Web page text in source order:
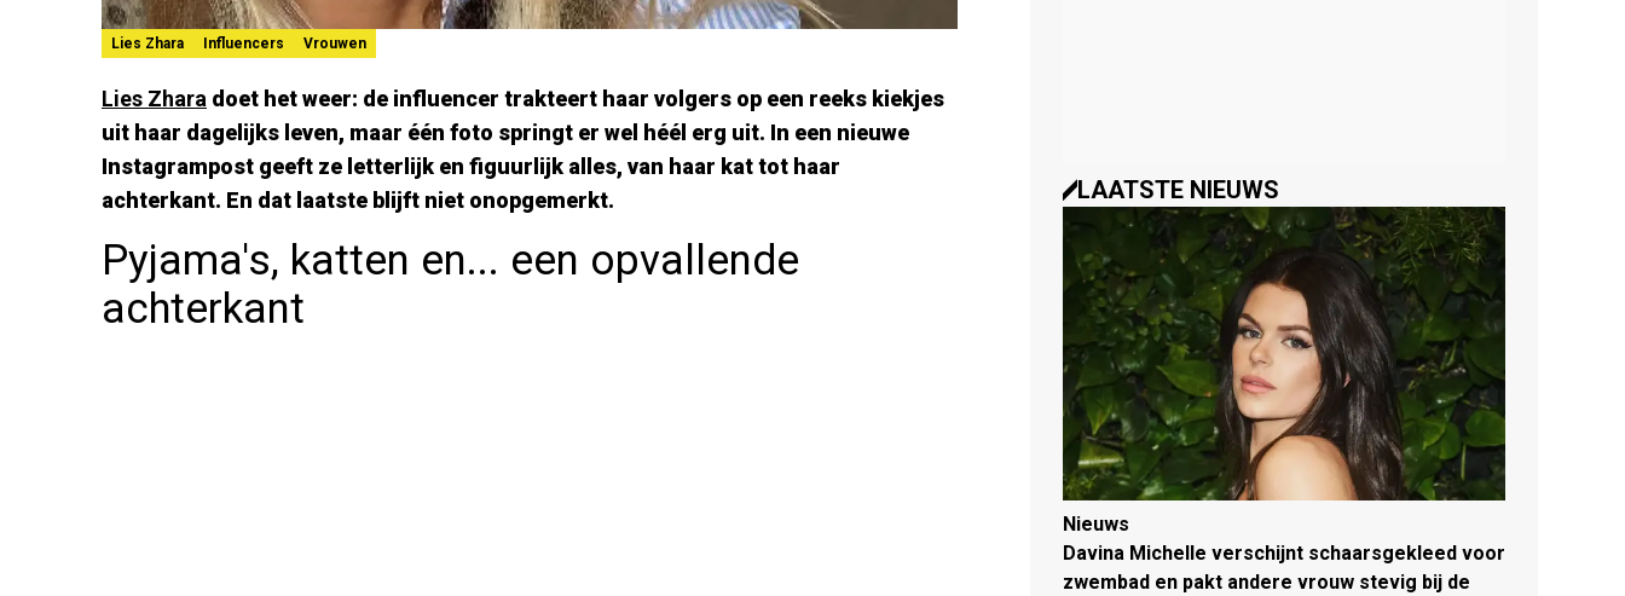
Lies Zhara Influencers Vrouwen
Lies Zhara doet het weer: de influencer trakteert haar volgers op een reeks kiekjes
uit haar dagelijks leven, maar één foto springt er wel héél erg uit. In een nieuwe
Instagrampost geeft ze letterlijk en figuurlijk alles, van haar kat tot haar
achterkant. En dat laatste blijft niet onopgemerkt.
Pyjama's, katten en... een opvallende
achterkant
LAATSTE NIEUWS
Nieuws
Davina Michelle verschijnt schaarsgekleed voor
zwembad en pakt andere vrouw stevig bij de